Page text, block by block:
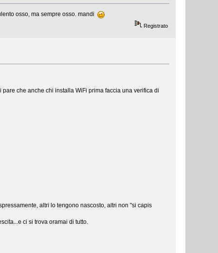
osso, ma sempre osso. mandi
Registrato
che anche chi installa WiFi prima faccia una verifica di
altri lo tengono nascosto, altri non "si capis
ci si trova oramai di tutto.